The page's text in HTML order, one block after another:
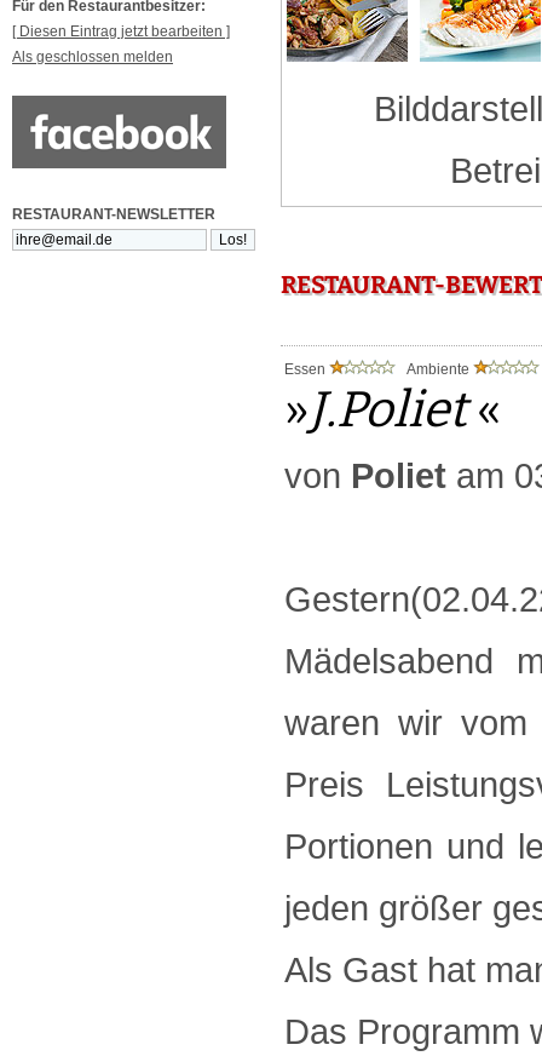
Für den Restaurantbesitzer:
[ Diesen Eintrag jetzt bearbeiten ]
Als geschlossen melden
RESTAURANT-NEWSLETTER
RESTAURANT-
Essen Ambiente
»J.Poliet«
von Poliet am
Mädelsabend
waren wir vom
Preis
Portionen und
jeden größer
Als Gast hat
Das Programm